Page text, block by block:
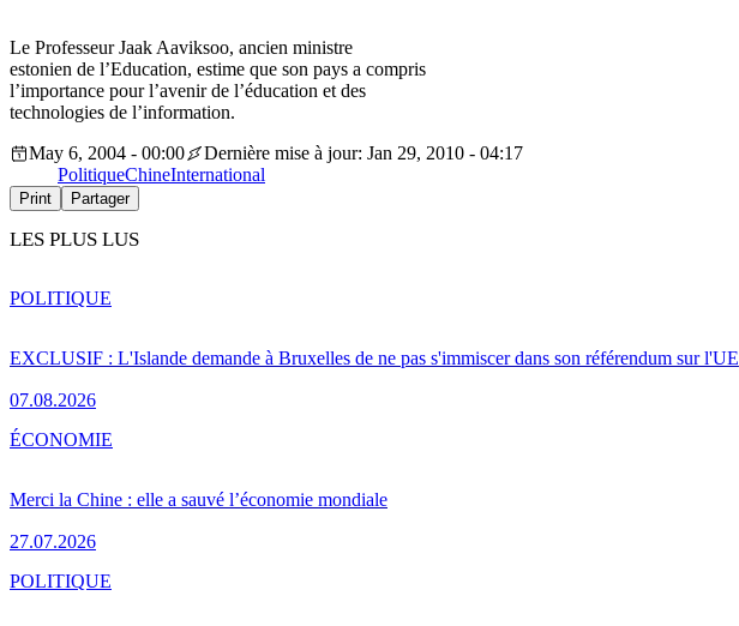
Le Professeur Jaak Aaviksoo, ancien ministre
estonien de l’Education, estime que son pays a compris
l’importance pour l’avenir de l’éducation et des
technologies de l’information.
May 6, 2004 - 00:00
Dernière mise à jour: Jan 29, 2010 - 04:17
PolitiqueChineInternational
Print Partager
LES PLUS LUS
EXCLUSIF : L'Islande demande à Bruxelles de ne pas s'immiscer dans son référendum sur l'UE
07.08.2026
POLITIQUE
Merci la Chine : elle a sauvé l’économie mondiale
27.07.2026
ÉCONOMIE
POLITIQUE